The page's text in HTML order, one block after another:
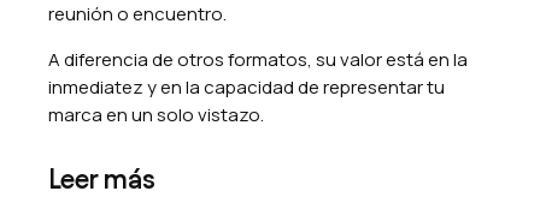
reunión o encuentro.
A diferencia de otros formatos, su valor está en la
inmediatez y en la capacidad de representar tu
marca en un solo vistazo.
Leer más